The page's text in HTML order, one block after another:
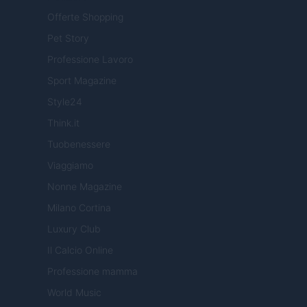
Offerte Shopping
Pet Story
Professione Lavoro
Sport Magazine
Style24
Think.it
Tuobenessere
Viaggiamo
Nonne Magazine
Milano Cortina
Luxury Club
Il Calcio Online
Professione mamma
World Music